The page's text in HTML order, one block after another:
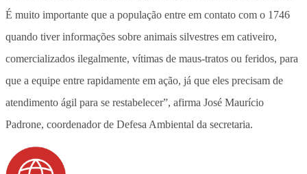
É muito importante que a população entre em contato com o 1746
quando tiver informações sobre animais silvestres em cativeiro,
comercializados ilegalmente, vítimas de maus-tratos ou feridos, para
que a equipe entre rapidamente em ação, já que eles precisam de
atendimento ágil para se restabelecer”, afirma José Maurício
Padrone, coordenador de Defesa Ambiental da secretaria.